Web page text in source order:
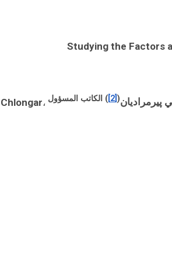
Studying the Factors
( ) الكاتب المسؤول ،